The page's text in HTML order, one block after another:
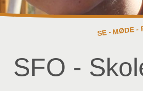
SE - MØDE
SFO -